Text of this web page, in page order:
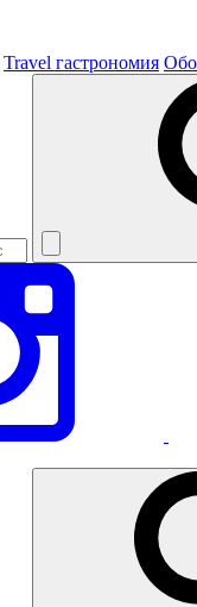
Travel гастрономия